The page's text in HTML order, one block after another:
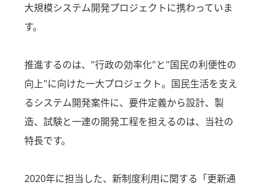
大規模システム開発プロジェクトに携わっていま
す。
推進するのは、"行政の効率化"と"国民の利便性の
向上"に向けた一大プロジェクト。国民生活を支え
るシステム開発案件に、要件定義から設計、製
造、試験と一連の開発工程を担えるのは、当社の
特長です。
2020年に担当した、新制度利用に関する「更新通